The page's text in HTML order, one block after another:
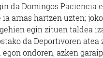
da Domingos Paciencia
arnas hartzen uzten;
egin zituen taldea
da Deportivoren atea
ondoren, azken